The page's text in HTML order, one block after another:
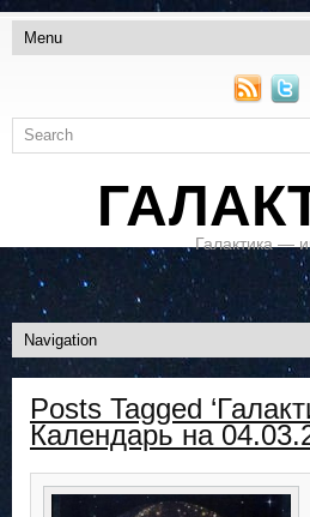
Галактика —
Posts Tagged
Календарь на